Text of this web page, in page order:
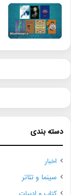
دسته بندی
اخبار
سینما و تئاتر